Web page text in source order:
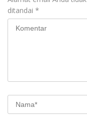
ditandai *